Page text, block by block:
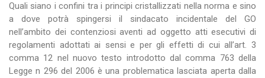
Quali siano i confini tra i principi cristallizzati nella norma e sino
a dove potrà spingersi il sindacato incidentale del GO
nell’ambito dei contenziosi aventi ad oggetto atti esecutivi di
regolamenti adottati ai sensi e per gli effetti di cui all’art. 3
comma 12 nel nuovo testo introdotto dal comma 763 della
Legge n 296 del 2006 è una problematica lasciata aperta dalla